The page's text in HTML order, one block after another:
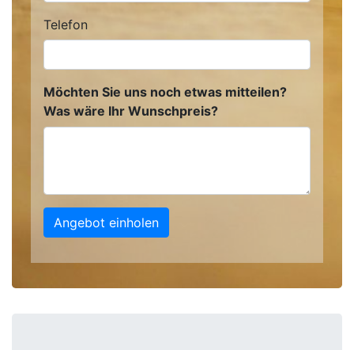
Telefon
Möchten Sie uns noch etwas mitteilen?
Was wäre Ihr Wunschpreis?
Angebot einholen